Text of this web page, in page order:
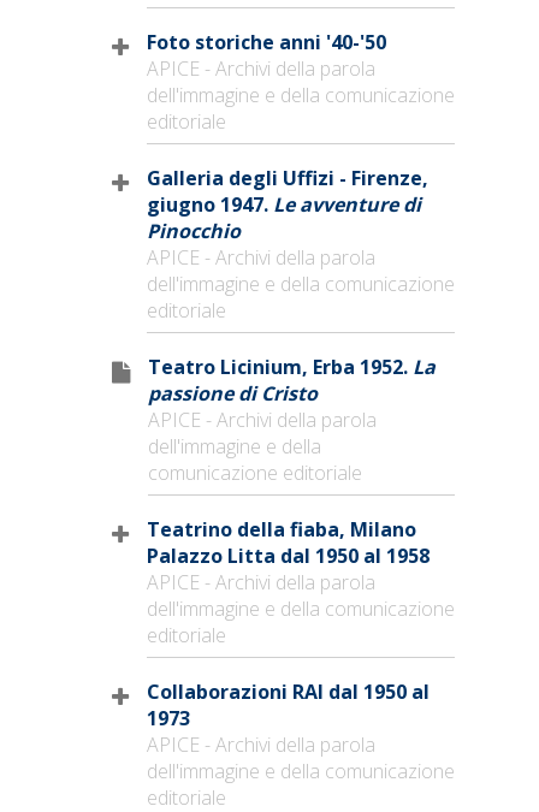
Foto storiche anni '40-'50
APICE - Archivi della parola
dell'immagine e della comunicazione
editoriale
Galleria degli Uffizi - Firenze,
giugno 1947. Le avventure di
Pinocchio
APICE - Archivi della parola
dell'immagine e della comunicazione
editoriale
Teatro Licinium, Erba 1952. La
passione di Cristo
APICE - Archivi della parola
dell'immagine e della
comunicazione editoriale
Teatrino della fiaba, Milano
Palazzo Litta dal 1950 al 1958
APICE - Archivi della parola
dell'immagine e della comunicazione
editoriale
Collaborazioni RAI dal 1950 al
1973
APICE - Archivi della parola
dell'immagine e della comunicazione
editoriale